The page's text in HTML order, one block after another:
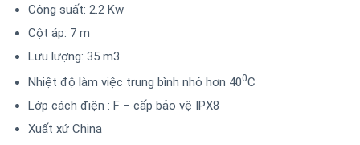
Công suất: 2.2 Kw
Cột áp: 7 m
Lưu lượng: 35 m3
Nhiệt độ làm việc trung bình nhỏ hơn 400C
Lớp cách điện : F – cấp bảo vệ IPX8
Xuất xứ China